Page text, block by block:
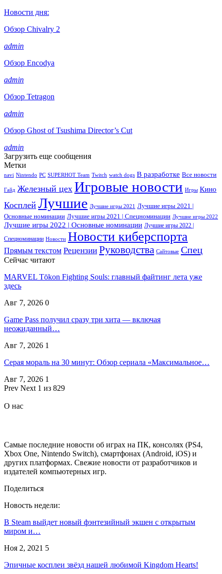
Новости дня:
Обзор Chivalry 2
admin
Обзор Encodya
admin
Обзор Tetragon
admin
Обзор Ghost of Tsushima Director’s Cut
admin
Загрузить еще сообщения
Метки
navi Nintendo PC SUPERHOT Team Twitch watch dogs В разработке Все новости
Гайд Железный цех Игровые новости Игры Кино
Косплей Лучшие Лучшие игры 2021
Лучшие игры 2021 |
Основные номинации Лучшие игры 2021 | Спецноминации Лучшие игры 2022
Лучшие игры 2022 | Основные номинации Лучшие игры 2022 |
Спецноминации Новости Новости киберспорта
Прямым текстом Рецензии Руководства Сайтовые Спец
Сейчас читают
MARVEL Tōkon Fighting Souls: главный файтинг лета уже
здесь
Авг 7, 2026 0
Game Pass получил сразу три хита — включая
неожиданный…
Авг 7, 2026 1
Серая мораль на 30 минут: Обзор сериала «Максимальное…
Авг 7, 2026 1
Prev Next 1 из 829
О нас
Самые последние новости об играх на ПК, консолях (PS4,
Xbox One, Nintendo Switch), смартфонах (Android, iOS) и
других платформах. Свежие новости от разработчиков и
издателей компьютерных игр.
Поделиться
Новость недели:
В Steam выйдет новый фэнтезийный экшен с открытым
миром и…
Ноя 2, 2021 5
Эпичные косплеи звёзд нашей любимой Kingdom Hearts!